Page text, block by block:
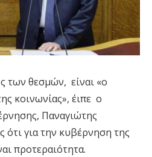
των θεσμών, είναι «ο
κοινωνίας», έιπε ο
Παναγιώτης
ότι για την κυβέρνηση της
προτεραιότητα.